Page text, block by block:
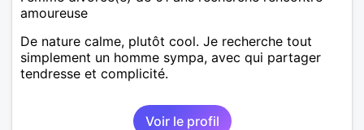
amoureuse
De nature calme, plutôt cool. Je recherche tout
simplement un homme sympa, avec qui partager
tendresse et complicité.
Voir le profil